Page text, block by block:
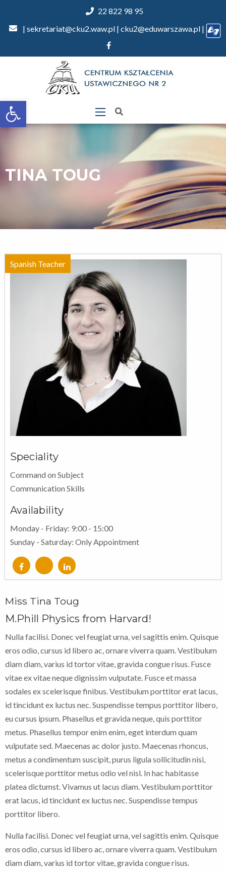
Otwórz
pasek
22 822 98 95
| sekretariat@cku2.waw.pl | cku2@eduwarszawa.pl |
TINA TOUG
Spanish Teacher
Speciality
Command on Subject
Communication Skills
Availability
Monday - Friday: 9:00 - 15:00
Sunday - Saturday: Only Appointment
Miss Tina Toug
M.Phill Physics from Harvard!
Nulla facilisi. Donec vel feugiat urna, vel sagittis enim. Quisque
eros odio, cursus id libero ac, ornare viverra quam. Vestibulum
diam diam, varius id tortor vitae, gravida congue risus. Fusce
vitae ex vitae neque dignissim vulputate. Fusce et massa
sodales ex scelerisque finibus. Vestibulum porttitor erat lacus,
id tincidunt ex luctus nec. Suspendisse tempus porttitor libero,
eu cursus ipsum. Phasellus et gravida neque, quis porttitor
metus. Phasellus tempor enim enim, eget interdum quam
vulputate sed. Maecenas ac dolor justo. Maecenas rhoncus,
metus a condimentum suscipit, purus ligula sollicitudin nisi,
scelerisque porttitor metus odio vel nisl. In hac habitasse
platea dictumst. Vivamus ut lacus diam. Vestibulum porttitor
erat lacus, id tincidunt ex luctus nec. Suspendisse tempus
porttitor libero.
Nulla facilisi. Donec vel feugiat urna, vel sagittis enim. Quisque
eros odio, cursus id libero ac, ornare viverra quam. Vestibulum
diam diam, varius id tortor vitae, gravida congue risus.